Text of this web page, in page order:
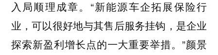
入局顺理成章。“新能源车企拓展保险行
业，可以很好地与其售后服务挂钩，是企业
探索新盈利增长点的一大重要举措。”颜景